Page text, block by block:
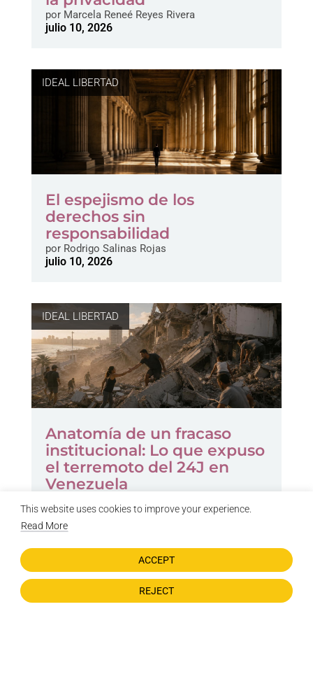
This website uses cookies to improve your experience.
Read More
REJECT
ACCEPT
porMarcela Reneé Reyes Rivera
julio 10, 2026
IDEAL LIBERTAD
El espejismo de los
derechos sin
responsabilidad
porRodrigo Salinas Rojas
julio 10, 2026
IDEAL LIBERTAD
Anatomía de un fracaso
institucional: Lo que expuso
el terremoto del 24J en
Venezuela
julio 4, 2026